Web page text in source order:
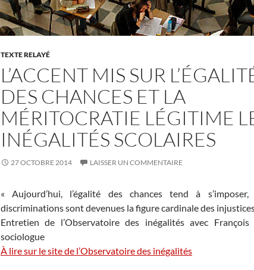
TEXTE RELAYÉ
L’ACCENT MIS SUR
DES CHANCES ET LA
MÉRITOCRATIE LÉGITIME
INÉGALITÉS SCOLAIRES
27 OCTOBRE 2014 LAISSER UN COMMENTAIRE
« Aujourd’hui, l’égalité des chances tend à
discriminations sont devenues la figure cardinale des
Entretien de l’Observatoire des inégalités avec François
sociologue
À lire sur le site de l’Observatoire des inégalités